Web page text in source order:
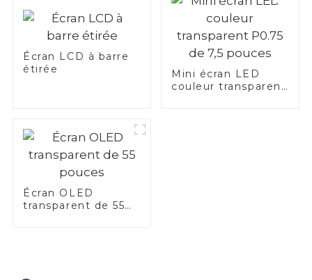
Écran LCD à barre
étirée
Mini écran LED
couleur transparent
Écran OLED
transparent de 55